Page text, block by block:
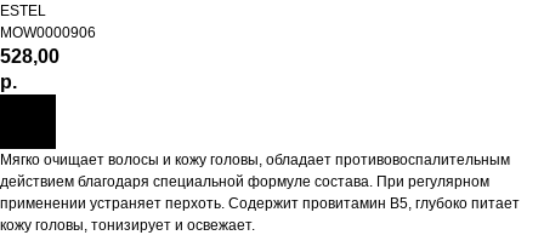
ESTEL
MOW0000906
528,00
р.
Мягко очищает волосы и кожу головы, обладает противовоспалительным
действием благодаря специальной формуле состава. При регулярном
применении устраняет перхоть. Содержит провитамин В5, глубоко питает
кожу головы, тонизирует и освежает.